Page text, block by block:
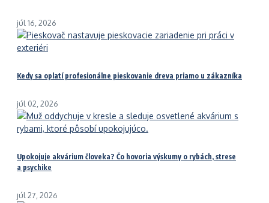
júl 16, 2026
Kedy sa oplatí profesionálne pieskovanie dreva priamo u zákazníka
júl 02, 2026
Upokojuje akvárium človeka? Čo hovoria výskumy o rybách, strese
a psychike
júl 27, 2026